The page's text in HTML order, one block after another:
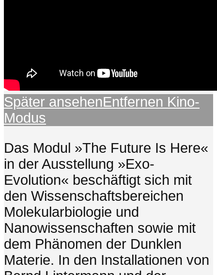
Später ansehenEntfernen Kino-
Modus
Das Modul »The Future Is Here«
in der Ausstellung »Exo-
Evolution« beschäftigt sich mit
den Wissenschaftsbereichen
Molekularbiologie und
Nanowissenschaften sowie mit
dem Phänomen der Dunklen
Materie. In den Installationen von